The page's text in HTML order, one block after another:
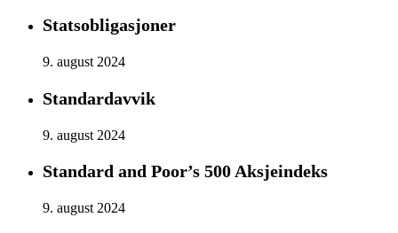
Statsobligasjoner
9. august 2024
Standardavvik
9. august 2024
Standard and Poor’s 500 Aksjeindeks
9. august 2024